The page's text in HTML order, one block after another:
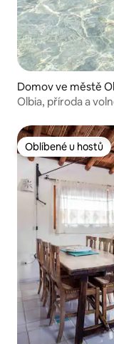
Domov ve městě
Olbia, příroda a
Oblíbené u hostů
Oblíbené u hostů